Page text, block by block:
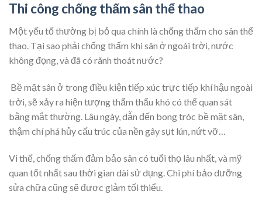
Thi công chống thấm sân thể thao
Một yếu tố thường bị bỏ qua chính là chống thấm cho sân thể
thao. Tại sao phải chống thấm khi sân ở ngoài trời, nước
không đọng, và đã có rãnh thoát nước?
Bề mặt sân ở trong điều kiện tiếp xúc trực tiếp khí hậu ngoài
trời, sẽ xảy ra hiện tượng thẩm thấu khó có thể quan sát
bằng mắt thường. Lâu ngày, dẫn đến bong tróc bề mặt sân,
thậm chí phá hủy cấu trúc của nền gây sụt lún, nứt vỡ…
Vi thế, chống thấm đảm bảo sân có tuổi thọ lâu nhất, và mỹ
quan tốt nhất sau thời gian dài sử dụng. Chi phí bảo dưỡng
sửa chữa cũng sẽ được giảm tối thiểu.